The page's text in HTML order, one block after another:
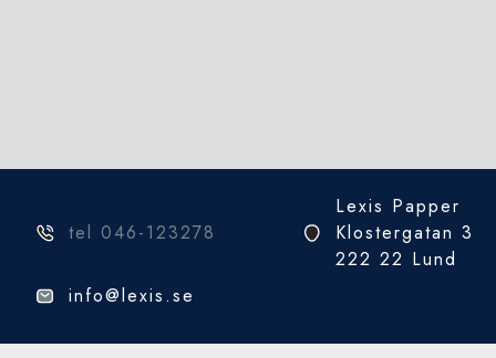
tel 046-123278
Lexis Papper
Klostergatan 3
222 22 Lund
info@lexis.se